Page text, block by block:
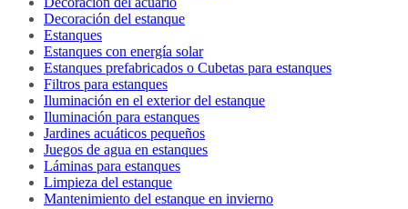
Decoración del estanque
Estanques
Estanques con energía solar
Estanques prefabricados o Cubetas para estanques
Filtros para estanques
Iluminación en el exterior del estanque
Iluminación para estanques
Jardines acuáticos pequeños
Juegos de agua en estanques
Láminas para estanques
Limpieza del estanque
Mantenimiento del estanque en invierno